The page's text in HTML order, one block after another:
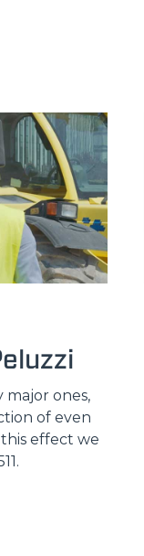
major ones,
of even
effect we